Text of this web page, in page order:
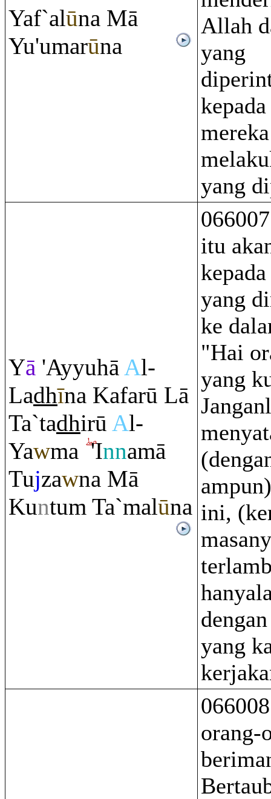
Yaf`alūna Mā
Yu'umarūna
Allah
yang
yang
Yā 'AyyuhāAl-
Ladhīna Kafarū Lā
Ta`tadhirū Al-
Yawma 'Innamā
Tujzawna Mā
Kuntum Ta`malūna
itu
yang
ke
"Hai
yang
ini,
yang
orang-